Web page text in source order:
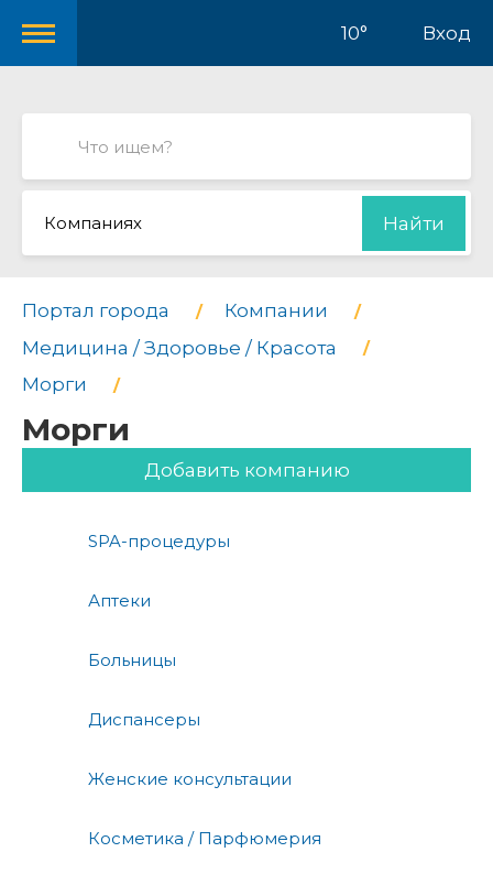
10° Вход
Компаниях Найти
Портал города
Компании
Медицина / Здоровье / Красота
Морги
Морги
Добавить компанию
SPA-процедуры
Аптеки
Больницы
Диспансеры
Женские консультации
Косметика / Парфюмерия